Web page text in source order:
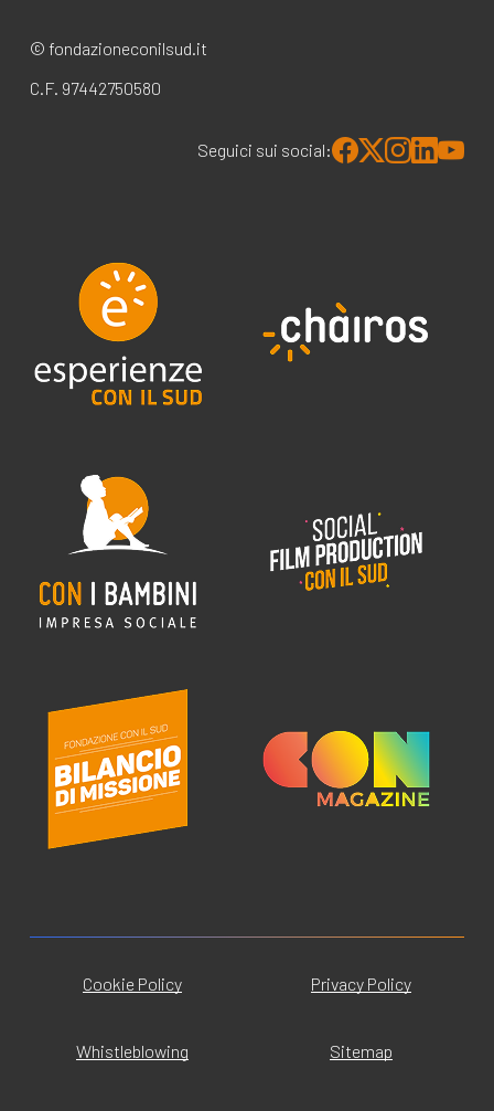
© fondazioneconilsud.it
C.F. 97442750580
Seguici sui social:
Cookie Policy Privacy Policy
Whistleblowing Sitemap